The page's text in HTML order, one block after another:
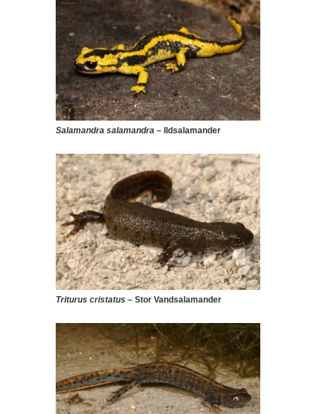
Salamandra salamandra – Ildsalamander
Triturus cristatus – Stor Vandsalamander